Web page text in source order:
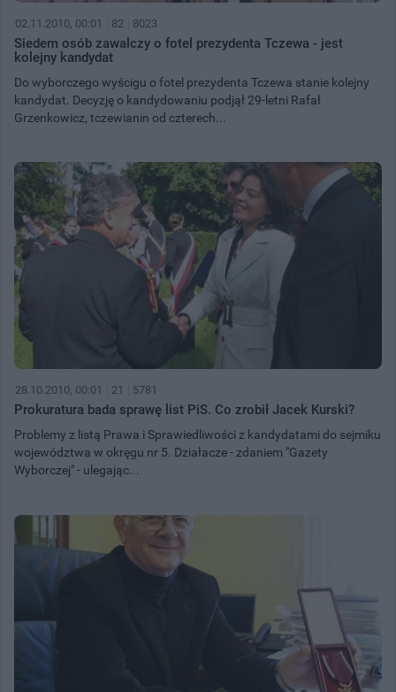
02.11.2010, 00:01 82 8023
Siedem osób zawalczy o fotel prezydenta Tczewa - jest
kolejny kandydat
Do wyborczego wyścigu o fotel prezydenta Tczewa stanie kolejny
kandydat. Decyzję o kandydowaniu podjął 29-letni Rafał
Grzenkowicz, tczewianin od czterech...
28.10.2010, 00:01 21 5781
Prokuratura bada sprawę list PiS. Co zrobił Jacek Kurski?
Problemy z listą Prawa i Sprawiedliwości z kandydatami do sejmiku
województwa w okręgu nr 5. Działacze - zdaniem "Gazety
Wyborczej" - ulegając...